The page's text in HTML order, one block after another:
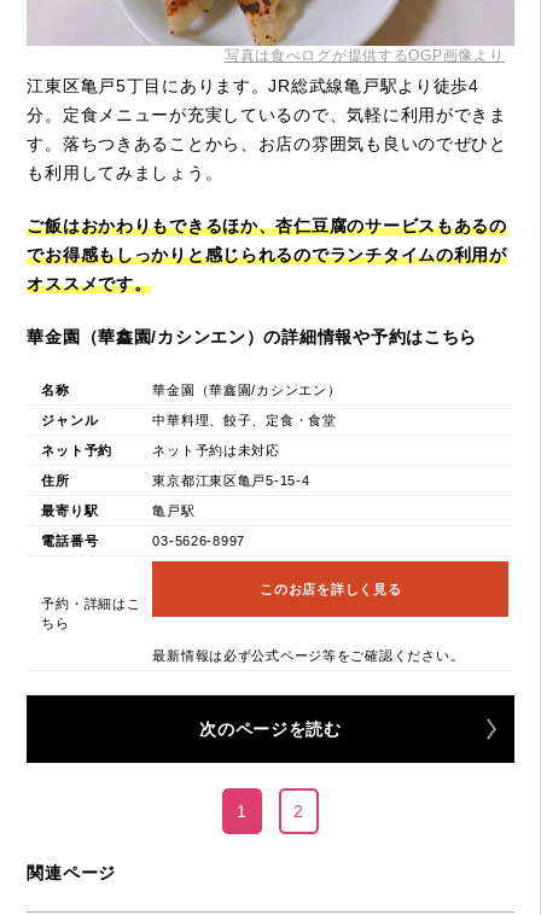
写真は食べログが提供するOGP画像より
江東区亀戸5丁目にあります。JR総武線亀戸駅より徒歩4
分。定食メニューが充実しているので、気軽に利用ができま
す。落ちつきあることから、お店の雰囲気も良いのでぜひと
も利用してみましょう。
ご飯はおかわりもできるほか、杏仁豆腐のサービスもあるの
でお得感もしっかりと感じられるのでランチタイムの利用が
オススメです。
華金園（華鑫園/カシンエン）の詳細情報や予約はこちら
名称 華金園（華鑫園/カシンエン）
ジャンル 中華料理、餃子、定食・食堂
ネット予約 ネット予約は未対応
住所 東京都江東区亀戸5-15-4
最寄り駅 亀戸駅
電話番号 03-5626-8997
予約・詳細はこ
ちら
このお店を詳しく見る
最新情報は必ず公式ページ等をご確認ください。
次のページを読む
1 2
関連ページ